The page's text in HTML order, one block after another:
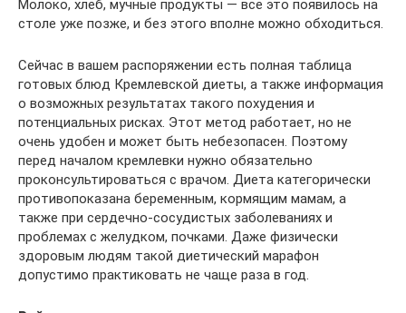
Молоко, хлеб, мучные продукты — все это появилось на
столе уже позже, и без этого вполне можно обходиться.
Сейчас в вашем распоряжении есть полная таблица
готовых блюд Кремлевской диеты, а также информация
о возможных результатах такого похудения и
потенциальных рисках. Этот метод работает, но не
очень удобен и может быть небезопасен. Поэтому
перед началом кремлевки нужно обязательно
проконсультироваться с врачом. Диета категорически
противопоказана беременным, кормящим мамам, а
также при сердечно-сосудистых заболеваниях и
проблемах с желудком, почками. Даже физически
здоровым людям такой диетический марафон
допустимо практиковать не чаще раза в год.